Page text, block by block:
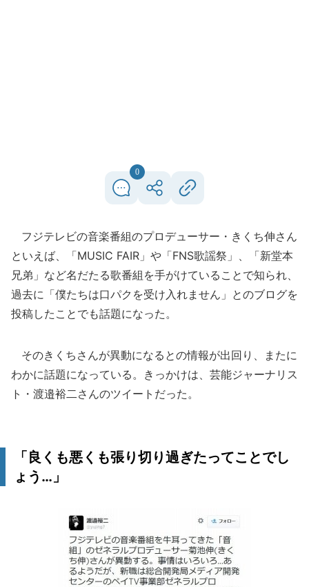
0
フジテレビの音楽番組のプロデューサー・きくち伸さん
といえば、「MUSIC FAIR」や「FNS歌謡祭」、「新堂本
兄弟」など名だたる歌番組を手がけていることで知られ、
過去に「僕たちは口パクを受け入れません」とのブログを
投稿したことでも話題になった。
そのきくちさんが異動になるとの情報が出回り、またに
わかに話題になっている。きっかけは、芸能ジャーナリス
ト・渡邉裕二さんのツイートだった。
「良くも悪くも張り切り過ぎたってことでし
ょう…」